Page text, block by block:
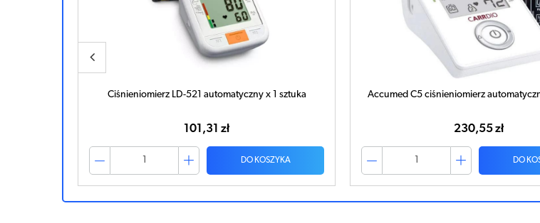
Ciśnieniomierz LD-521 automatyczny x 1 sztuka
101,31 zł
DO KOSZYKA
Accumed C5 ciśnieniomierz
230,55 zł
DO